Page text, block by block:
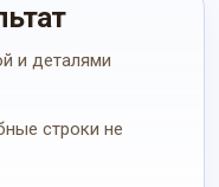
и деталями
строки не